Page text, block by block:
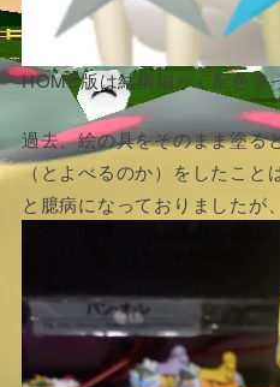
HOME版は結構細かく配色違
過去、絵の具をそのまま塗る
（とよべるのか）をしたこと
と臆病になっておりましたが、